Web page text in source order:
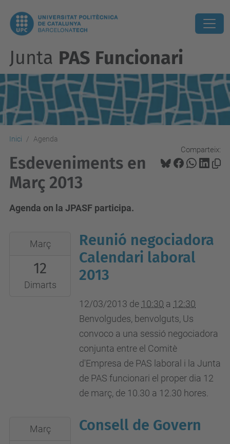
Junta PAS Funcionari
Inici Agenda
Comparteix:
Esdeveniments en
Març 2013
Agenda on la JPASF participa.
2013-
12T10:30:00+01:00
2013-
12T12:30:00+01:00
Març
12
Dimarts
Reunió negociadora
Calendari laboral
2013
12/03/2013 de 10:30 a 12:30
Benvolgudes, benvolguts, Us
convoco a una sessió negociadora
conjunta entre el Comitè
d'Empresa de PAS laboral i la Junta
de PAS funcionari el proper dia 12
de març, de 10.30 a 12.30 hores.
2013-Març Consell de Govern